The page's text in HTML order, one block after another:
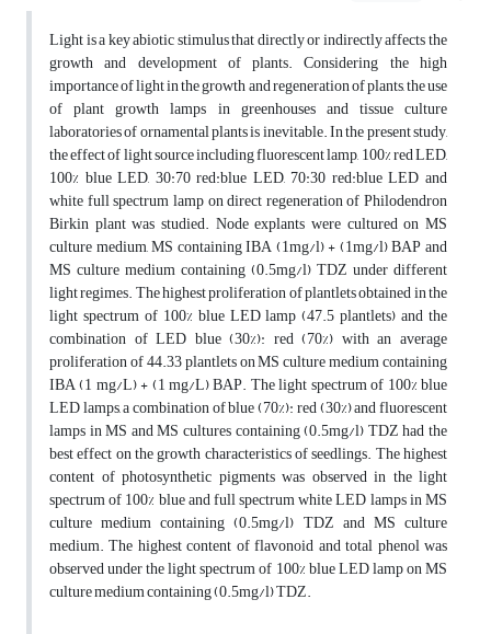
Light is a key abiotic stimulus that directly or indirectly affects the
growth and development of plants. Considering the high
importance of light in the growth and regeneration of plants, the use
of plant growth lamps in greenhouses and tissue culture
laboratories of ornamental plants is inevitable. In the present study,
the effect of light source including fluorescent lamp, 100% red LED,
100% blue LED, 30:70 red:blue LED, 70:30 red:blue LED and
white full spectrum lamp on direct regeneration of Philodendron
Birkin plant was studied. Node explants were cultured on MS
culture medium, MS containing IBA (1mg/l) + (1mg/l) BAP and
MS culture medium containing (0.5mg/l) TDZ under different
light regimes. The highest proliferation of plantlets obtained in the
light spectrum of 100% blue LED lamp (47.5 plantlets) and the
combination of LED blue (30%): red (70%) with an average
proliferation of 44.33 plantlets on MS culture medium containing
IBA (1 mg/L) + (1 mg/L) BAP. The light spectrum of 100% blue
LED lamps, a combination of blue (70%): red (30%) and fluorescent
lamps in MS and MS cultures containing (0.5mg/l) TDZ had the
best effect on the growth characteristics of seedlings. The highest
content of photosynthetic pigments was observed in the light
spectrum of 100% blue and full spectrum white LED lamps in MS
culture medium containing (0.5mg/l) TDZ and MS culture
medium. The highest content of flavonoid and total phenol was
observed under the light spectrum of 100% blue LED lamp on MS
culture medium containing (0.5mg/l) TDZ.